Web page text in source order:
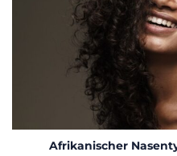
Afrikanischer